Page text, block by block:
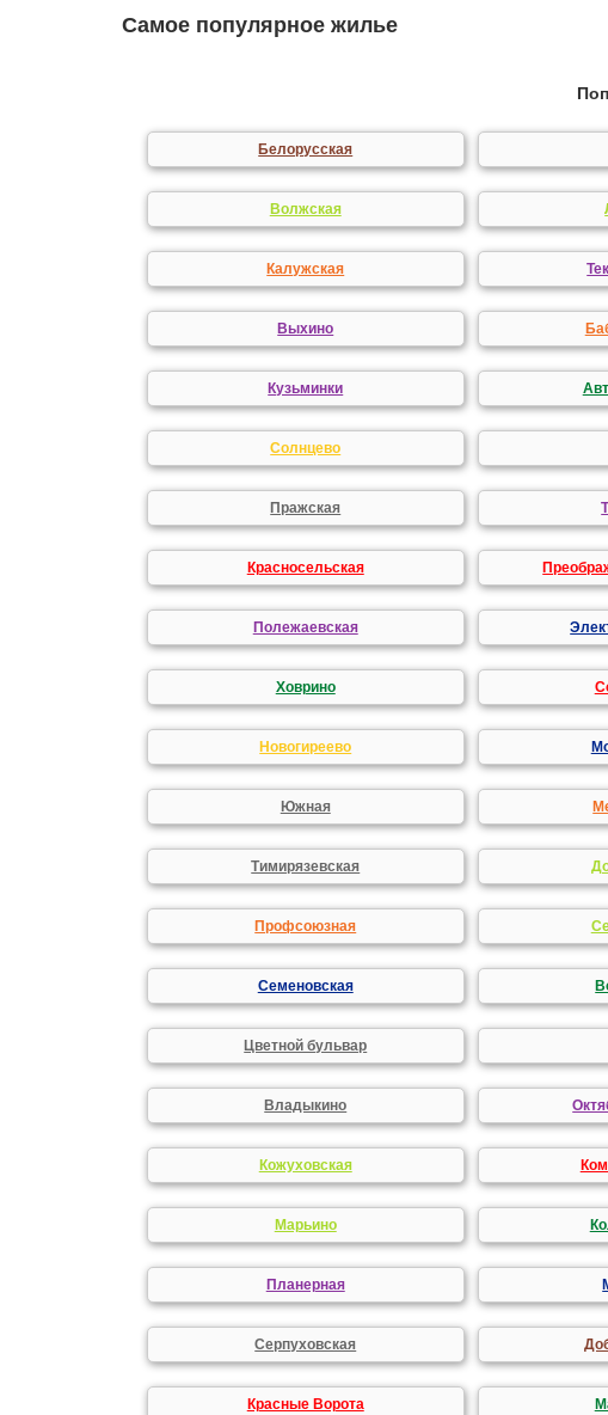
Самое популярное жилье
Белорусская
Волжская
Калужская
Выхино
Кузьминки
Солнцево
Пражская
Красносельская
Полежаевская
Ховрино
Новогиреево
Южная
Тимирязевская
Профсоюзная
Семеновская
Цветной бульвар
Владыкино
Кожуховская
Марьино
Планерная
Серпуховская
Красные Ворота